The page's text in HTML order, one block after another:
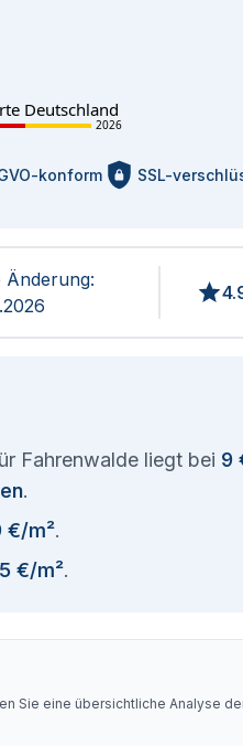
Deutschland
2026
konform SSL-
Änderung:
Fahrenwalde liegt bei 9
.
€/m².
5 €/m².
Sie eine übersichtliche Analyse